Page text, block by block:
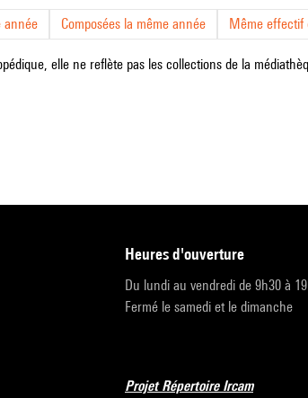
année Composées la même année Même effectif
elle ne reflète pas les collections de la
heures d'ouverture
Du lundi au vendredi de 9h30 à
Fermé le samedi et le dimanche
Projet Répertoire Ircam